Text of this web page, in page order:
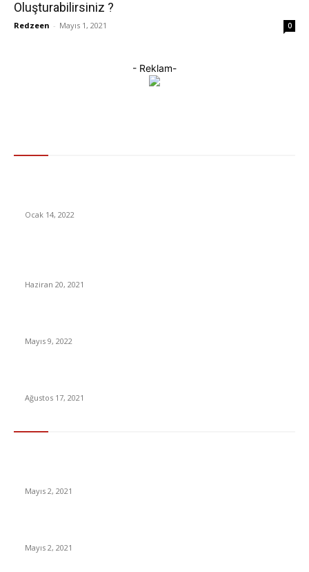
Oluşturabilirsiniz ?
Redzeen - Mayıs 1, 2021 0
- Reklam-
Ocak 14, 2022
Haziran 20, 2021
Mayıs 9, 2022
Ağustos 17, 2021
Mayıs 2, 2021
Mayıs 2, 2021